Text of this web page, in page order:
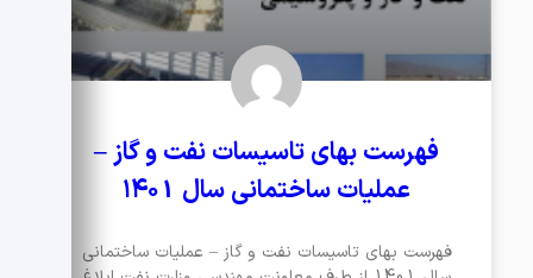
فهرست بهای تاسیسات نفت و گاز –
عملیات ساختمانی سال ۱۴۰1
فهرست بهای تاسیسات نفت و گاز – عملیات ساختمانی